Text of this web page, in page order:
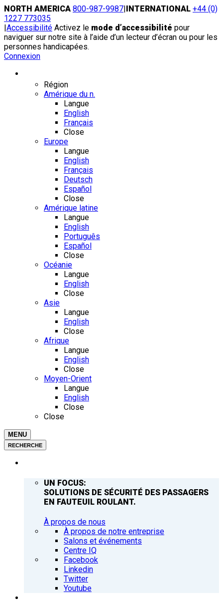
Skip
to
content
NORTH AMERICA 800-987-9987|INTERNATIONAL +44 (0)
1227 773035
|Accessibilité Activez le mode d’accessibilité pour
naviguer sur notre site à l’aide d’un lecteur d’écran ou pour les
personnes handicapées.
Connexion
Région
Amérique du n.
Langue
English
Français
Close
Europe
Langue
English
Français
Deutsch
Español
Close
Amérique latine
Langue
English
Português
Español
Close
Océanie
Langue
English
Close
Asie
Langue
English
Close
Afrique
Langue
English
Close
Moyen-Orient
Langue
English
Close
Close
MENU
RECHERCHE
UN FOCUS:
SOLUTIONS DE SÉCURITÉ DES PASSAGERS
EN FAUTEUIL ROULANT.
À propos de nous
À propos de notre entreprise
Salons et événements
Centre IQ
Facebook
Linkedin
Twitter
Youtube